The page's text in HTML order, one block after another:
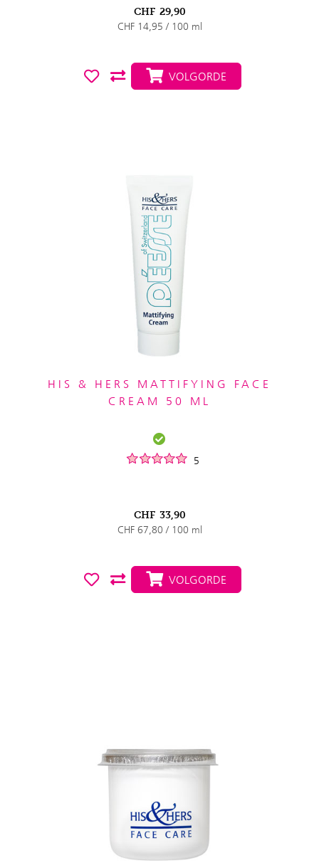
CHF 29,90
CHF 14,95 / 100 ml
VOLGORDE
HIS & HERS MATTIFYING FACE
CREAM 50 ML
5
CHF 33,90
CHF 67,80 / 100 ml
VOLGORDE